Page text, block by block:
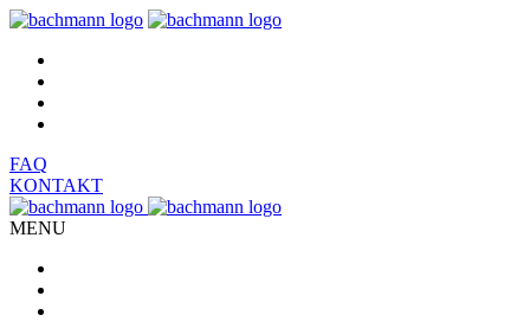
FAQ
KONTAKT
MENU